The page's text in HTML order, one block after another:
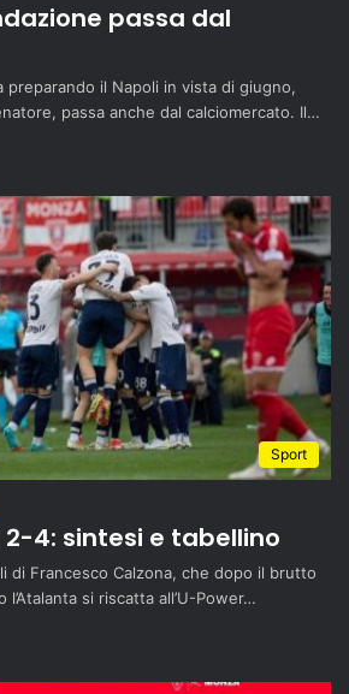
passa dal
preparando il Napoli in vista di giugno,
passa anche dal calciomercato. Il…
Sport
4: sintesi e tabellino
di Francesco Calzona, che dopo il brutto
si riscatta all’U-Power…